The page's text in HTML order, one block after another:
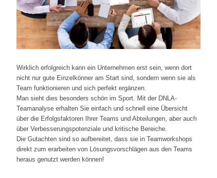
Wirklich erfolgreich kann ein Unternehmen erst sein, wenn dort
nicht nur gute Einzelkönner am Start sind, sondern wenn sie als
Team funktionieren und sich perfekt ergänzen.
Man sieht dies besonders schön im Sport. Mit der DNLA-
Teamanalyse erhalten Sie einfach und schnell eine Übersicht
über die Erfolgsfaktoren Ihrer Teams und Abteilungen, aber auch
über Verbesserungspotenziale und kritische Bereiche.
Die Gutachten sind so aufbereitet, dass sie in Teamworkshops
direkt zum erarbeiten von Lösungsvorschlägen aus den Teams
heraus genutzt werden können!